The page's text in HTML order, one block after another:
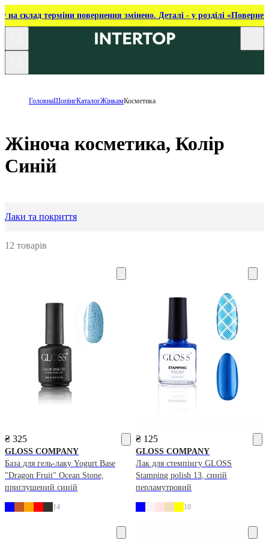
на склад терміни повернення змінено. Деталі - у розділі
ГоловнаШопінгКаталогЖінкамКосметика
Жіноча косметика, Колір
Синій
Лаки та покриття
12 товарів
₴ 325
GLOSS COMPANY
База для гель-лаку Yogurt Base
"Dragon Fruit" Ocean Stone,
приглушений синій
14
₴ 125
GLOSS COMPANY
Лак для стемпінгу GLOSS
Stamping polish 13, синій
перламутровий
10